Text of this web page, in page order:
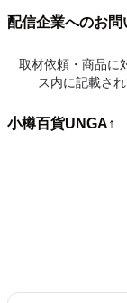
配信企業へのお問
取材依頼・商品に
ス内に記載さ
小樽百貨UNGA↑